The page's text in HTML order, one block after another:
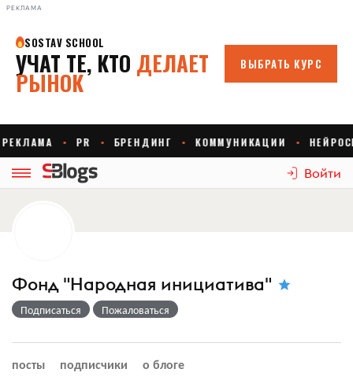
РЕКЛАМА
Войти
Фонд "Народная инициатива"
Подписаться Пожаловаться
посты подписчики о блоге